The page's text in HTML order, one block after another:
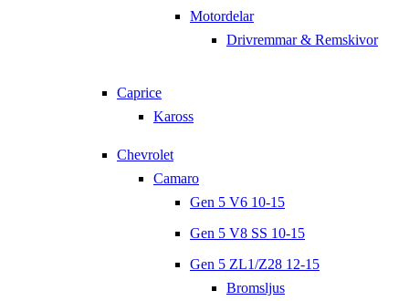
Motordelar
Drivremmar & Remskivor
Caprice
Kaross
Chevrolet
Camaro
Gen 5 V6 10-15
Gen 5 V8 SS 10-15
Gen 5 ZL1/Z28 12-15
Bromsljus